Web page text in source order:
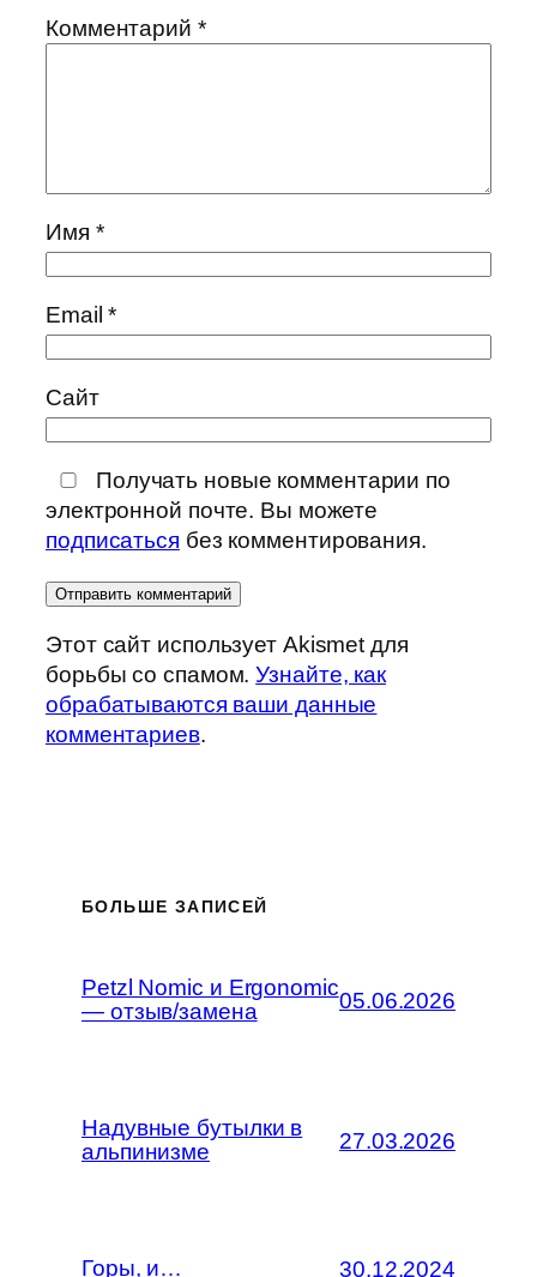
Комментарий *
Имя *
Email*
Сайт
Получать новые комментарии по
электронной почте. Вы можете
подписаться без комментирования.
Этот сайт использует Akismet для
борьбы со спамом.Узнайте, как
обрабатываются ваши данные
комментариев.
БОЛЬШЕ ЗАПИСЕЙ
Petzl Nomic и Ergonomic
— отзыв/замена
05.06.2026
Надувные бутылки в
альпинизме
27.03.2026
Горы, и… 30.12.2024